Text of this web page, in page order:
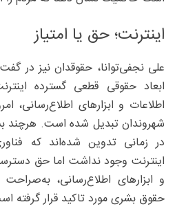
اینترنت؛ حق یا امتیاز
علی نجفی‌توانا، حقوقدان نیز در
ابعاد حقوقی قطعی گسترده
اطلاعات و ابزارهای اطلاع‌رسانی،
شهروندان تبدیل شده است. هرچند
در زمانی تدوین شده‌اند که
اینترنت وجود نداشت اما حق
و ابزارهای اطلاع‌رسانی،
حقوق بشری مورد تاکید قرار گرفته